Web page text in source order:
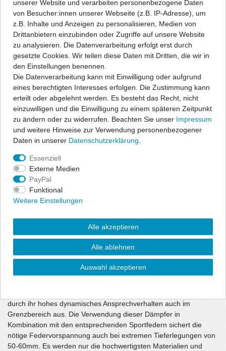
Angaben Produktsicherheit
ap Sportfahrwerke garantieren sportlichen Fahrspaß und
Sicherheit zu einem hervorragenden Preis-/Leistungsverhältnis.
Ein festes, fahrzeugspezifisches Dämpfersetup wird mit den
bewährten ap-Tieferlegungsfedern kombiniert zu einem
Komplettfahrwerk und erfüllt höchste Ansprüche.
Der Lieferumfang beschränkt sich auf die Federn und
Stoßdämpfer. Alle anderen Bauteile können vom vorhandenen
Serienfahrwerk übernommen werden, sofern sie nicht beschädigt
sind. Wir liefern diese Teile auf Anfrage auch gerne mit. In allen
Komplettfahrwerken werden die bewährten ap-Sportfedern in
progressiver Abstimmung sowie qualitativ hochwertige
Sportdämpfer eingesetzt. Die Nickbewegung beim Bremsen wird
stark reduziert und die Seitenneigungen bei Kurvenfahrten
wesentlich verbessert. Die abgestimmten Sportfahrwerke
übermitteln Ihnen eine direkte Rückmeldung des Fahrzustandes
Fahrdynamik. Freuen Sie sich über eine exzellente Straßenlage,
sportliche Optik und über eine gehörige Portion mehr Dynamik.
Die Dämpfercharakteristik und die Federrate wurden im
Fahrversuch wechselseitig optimiert. Die unmittelbar
ansprechenden Dämpfer haben gegenüber dem Serienfahrwerk
eine ca. 10-1getönt (durchsichtig) härtere Dämpfung und sorgen
durch ihr hohes dynamisches Ansprechverhalten auch im
Grenzbereich aus. Die Verwendung dieser Dämpfer in
Kombination mit den entsprechenden Sportfedern sichert die
nötige Federvorspannung auch bei extremen Tieferlegungen von
50-60mm. Es werden nur die hochwertigsten Materialien und
unserer Website und verarbeiten personenbezogene Daten
von Besucher:innen unserer Webseite (z.B. IP-Adresse), um
z.B. Inhalte und Anzeigen zu personalisieren, Medien von
Drittanbietern einzubinden oder Zugriffe auf unsere Website
zu analysieren. Die Datenverarbeitung erfolgt erst durch
gesetzte Cookies. Wir teilen diese Daten mit Dritten, die wir in
den Einstellungen benennen.
Die Datenverarbeitung kann mit Einwilligung oder aufgrund
eines berechtigten Interesses erfolgen. Die Zustimmung kann
erteilt oder abgelehnt werden. Es besteht das Recht, nicht
einzuwilligen und die Einwilligung zu einem späteren Zeitpunkt
zu ändern oder zu widerrufen. Beachten Sie unser Impressum
und weitere Hinweise zur Verwendung personenbezogener
Daten in unserer Daten­schutz­erklärung
Essenziell
Externe Medien
PayPal
Funktional
Weitere Einstellungen
Alle akzeptieren
Alle ablehnen
Auswahl akzeptieren